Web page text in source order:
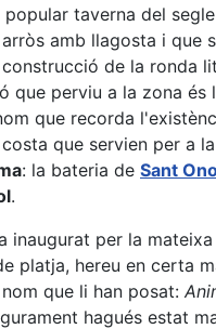
popular taverna del
amb llagosta i que
de la ronda
que perviu a la zona és
que recorda
que servien per a
: la bateria de Sant
.
inaugurat per la
platja, hereu en certa
que li han posat:
hagués estat